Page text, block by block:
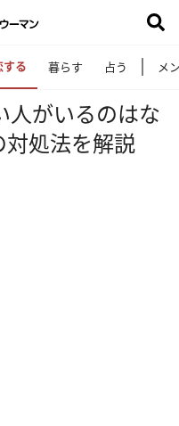
する 暮らす 占う メ
人がいるのはな
処法を解説